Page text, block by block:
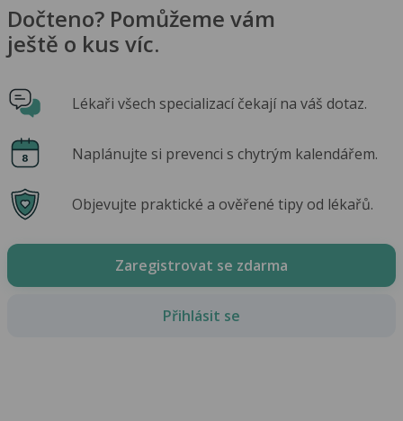
Dočteno? Pomůžeme vám
ještě o kus víc.
Lékaři všech specializací čekají na váš dotaz.
Naplánujte si prevenci s chytrým kalendářem.
Objevujte praktické a ověřené tipy od lékařů.
Zaregistrovat se zdarma
Přihlásit se